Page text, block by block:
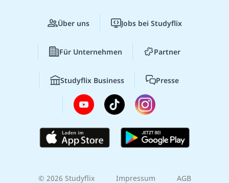
Über uns Jobs bei Studyflix
Für Unternehmen Partner
Studyflix Business Presse
© 2026 Studyflix Impressum AGB